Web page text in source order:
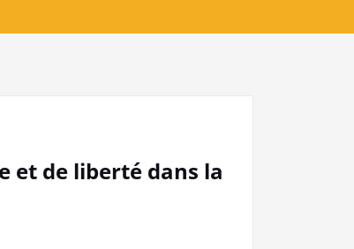
et de liberté dans la